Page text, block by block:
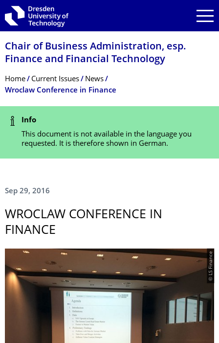
Skip to main navigation
Skip to search
Skip to content
Chair of Business Administration, esp.
Finance and Financial Technology
Breadcrumb Menu
Home Current Issues
News
Wroclaw Conference in Finance
Status Message
Info
This document is not available in the language you
requested. It is therefore shown in German.
Sep 29, 2016
WROCLAW CONFERENCE IN
FINANCE
© LS Finance